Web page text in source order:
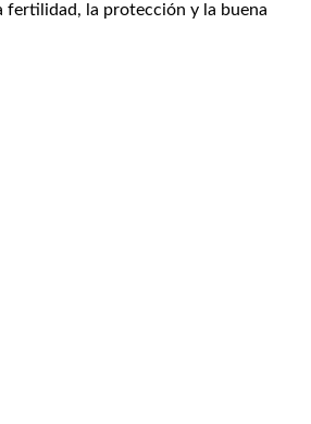
fertilidad, la protección y la buena